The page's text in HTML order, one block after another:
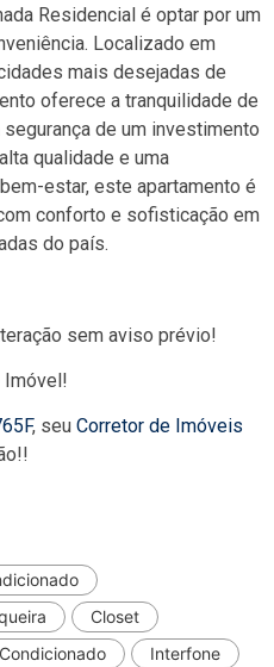
Residencial é optar por um
Localizado em
mais desejadas de
oferece a tranquilidade de
de um investimento
qualidade e uma
estar, este apartamento é
conforto e sofisticação em
do país.
sem aviso prévio!
Imóvel!
, seu Corretor de Imóveis
Closet
Interfone